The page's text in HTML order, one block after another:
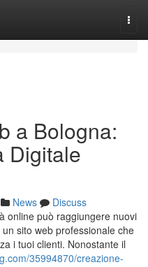
a Bologna:
Digitale
News
Discuss
online può raggiungere nuovi
sito web professionale che
i tuoi clienti. Nonostante il
35994870/creazione-